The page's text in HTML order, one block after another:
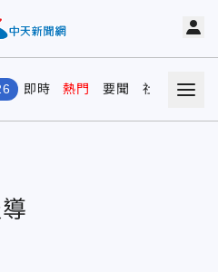
即時 熱門 要聞 社會 娛樂